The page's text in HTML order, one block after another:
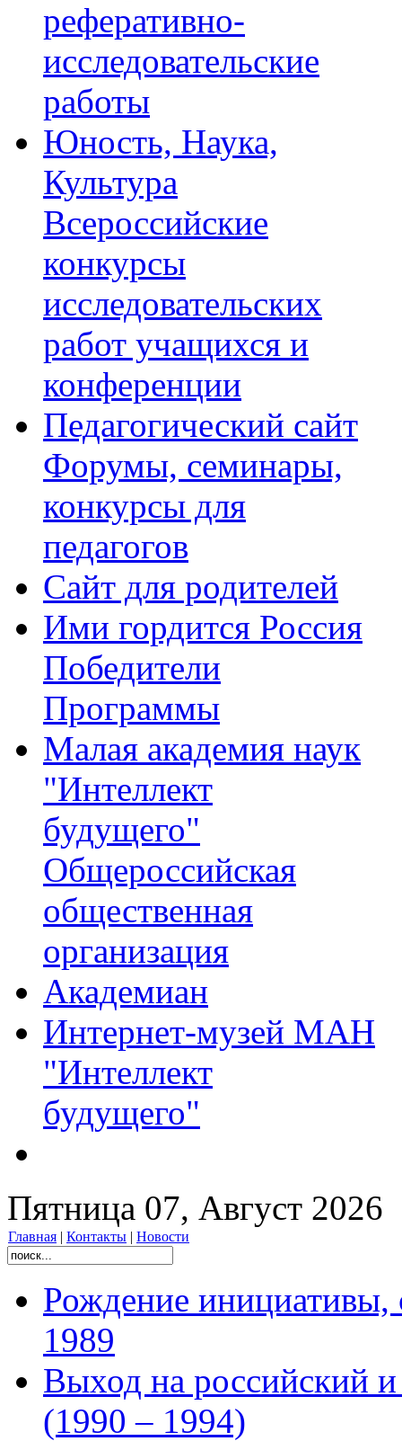
реферативно-
исследовательские
работы
Юность, Наука,
Культура
Всероссийские
конкурсы
исследовательских
работ учащихся и
конференции
Педагогический сайт
Форумы, семинары,
конкурсы для
педагогов
Сайт для родителей
Ими гордится Россия
Победители
Программы
Малая академия наук
"Интеллект
будущего"
Общероссийская
общественная
организация
Академиан
Интернет-музей МАН
"Интеллект
будущего"
Пятница 07, Август 2026
Главная | Контакты | Новости
Рождение инициативы,
1989
Выход на российский
(1990 – 1994)